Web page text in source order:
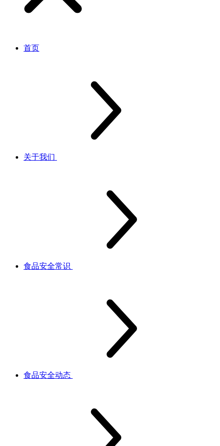
首页
关于我们
食品安全常识
食品安全动态